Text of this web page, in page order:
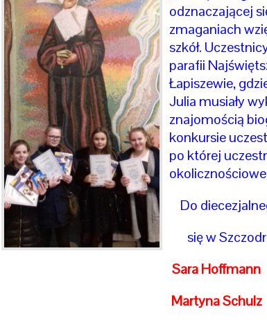
odznaczającej
zmaganiach
szkół.
parafii
Łapiszewie,
Julia musiały
znajomością
konkursie
po której
Do
się w
Sara Hoffmann
Martyna Schulz